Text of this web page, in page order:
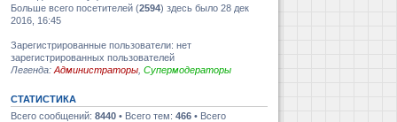
Больше всего посетителей (2594) здесь было 28 дек
2016, 16:45
Зарегистрированные пользователи: нет
зарегистрированных пользователей
Легенда: Администраторы Супермодераторы
СТАТИСТИКА
Всего сообщений: 8440 • Всего тем: 466 • Всего